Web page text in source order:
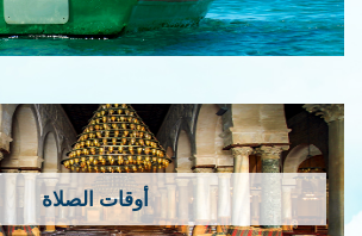
أوقات الصلاة